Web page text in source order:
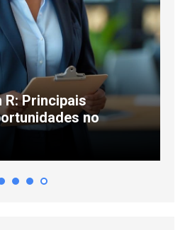
Principais
no